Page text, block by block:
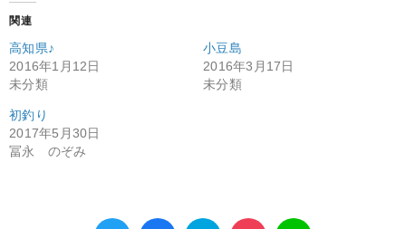
関連
高知県♪
2016年1月12日
未分類
小豆島
2016年3月17日
未分類
初釣り
2017年5月30日
冨永 のぞみ